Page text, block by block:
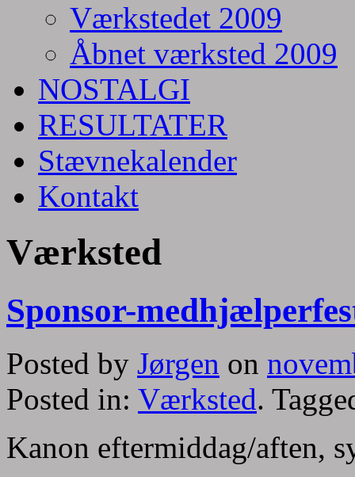
Værkstedet 2009
Åbnet værksted 2009
NOSTALGI
RESULTATER
Stævnekalender
Kontakt
Værksted
Sponsor-
Posted by Jørgen on
Posted in: Værksted.
Kanon eftermiddag/aften,